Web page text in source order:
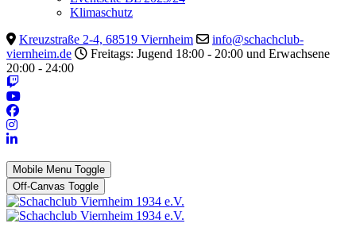
Klimaschutz
Kreuzstraße 2-4, 68519 Viernheim
info@schachclub-
viernheim.de
Freitags: Jugend 18:00 - 20:00 und Erwachsene
20:00 - 24:00
Mobile Menu Toggle
Off-Canvas Toggle